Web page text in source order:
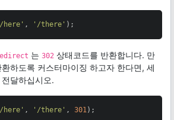
here' , '/there' );
는 302 상태코드를 반환합니다. 만
하도록 커스터마이징 하고자 한다면, 세
달하십시오.
here' , '/there' , 301 );